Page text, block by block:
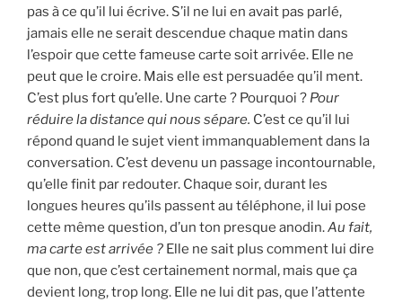
pas à ce qu’il lui écrive. S’il ne lui en avait pas parlé,
jamais elle ne serait descendue chaque matin dans
l’espoir que cette fameuse carte soit arrivée. Elle ne
peut que le croire. Mais elle est persuadée qu’il ment.
C’est plus fort qu’elle. Une carte ? Pourquoi ? Pour
réduire la distance qui nous sépare. C’est ce qu’il lui
répond quand le sujet vient immanquablement dans la
conversation. C’est devenu un passage incontournable,
qu’elle finit par redouter. Chaque soir, durant les
longues heures qu’ils passent au téléphone, il lui pose
cette même question, d’un ton presque anodin.Au fait,
ma carte est arrivée ? Elle ne sait plus comment lui dire
que non, que c’est certainement normal, mais que ça
devient long, trop long. Elle ne lui dit pas, que l’attente